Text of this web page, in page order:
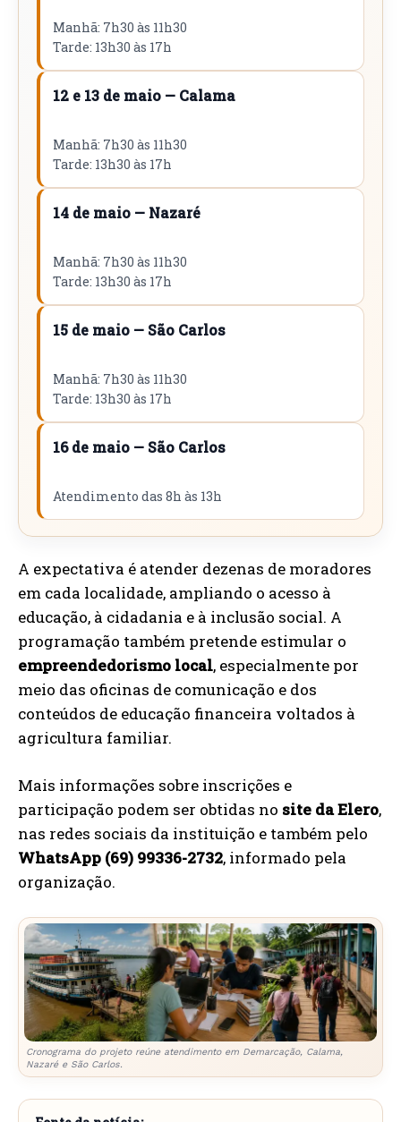
Manhã: 7h30 às 11h30
Tarde: 13h30 às 17h
12 e 13 de maio — Calama
Manhã: 7h30 às 11h30
Tarde: 13h30 às 17h
14 de maio — Nazaré
Manhã: 7h30 às 11h30
Tarde: 13h30 às 17h
15 de maio — São Carlos
Manhã: 7h30 às 11h30
Tarde: 13h30 às 17h
16 de maio — São Carlos
Atendimento das 8h às 13h
A expectativa é atender dezenas de moradores
em cada localidade, ampliando o acesso à
educação, à cidadania e à inclusão social. A
programação também pretende estimular o
empreendedorismo local, especialmente por
meio das oficinas de comunicação e dos
conteúdos de educação financeira voltados à
agricultura familiar.
Mais informações sobre inscrições e
participação podem ser obtidas no site da Elero,
nas redes sociais da instituição e também pelo
WhatsApp (69) 99336-2732, informado pela
organização.
Cronograma do projeto reúne atendimento em Demarcação, Calama,
Nazaré e São Carlos.